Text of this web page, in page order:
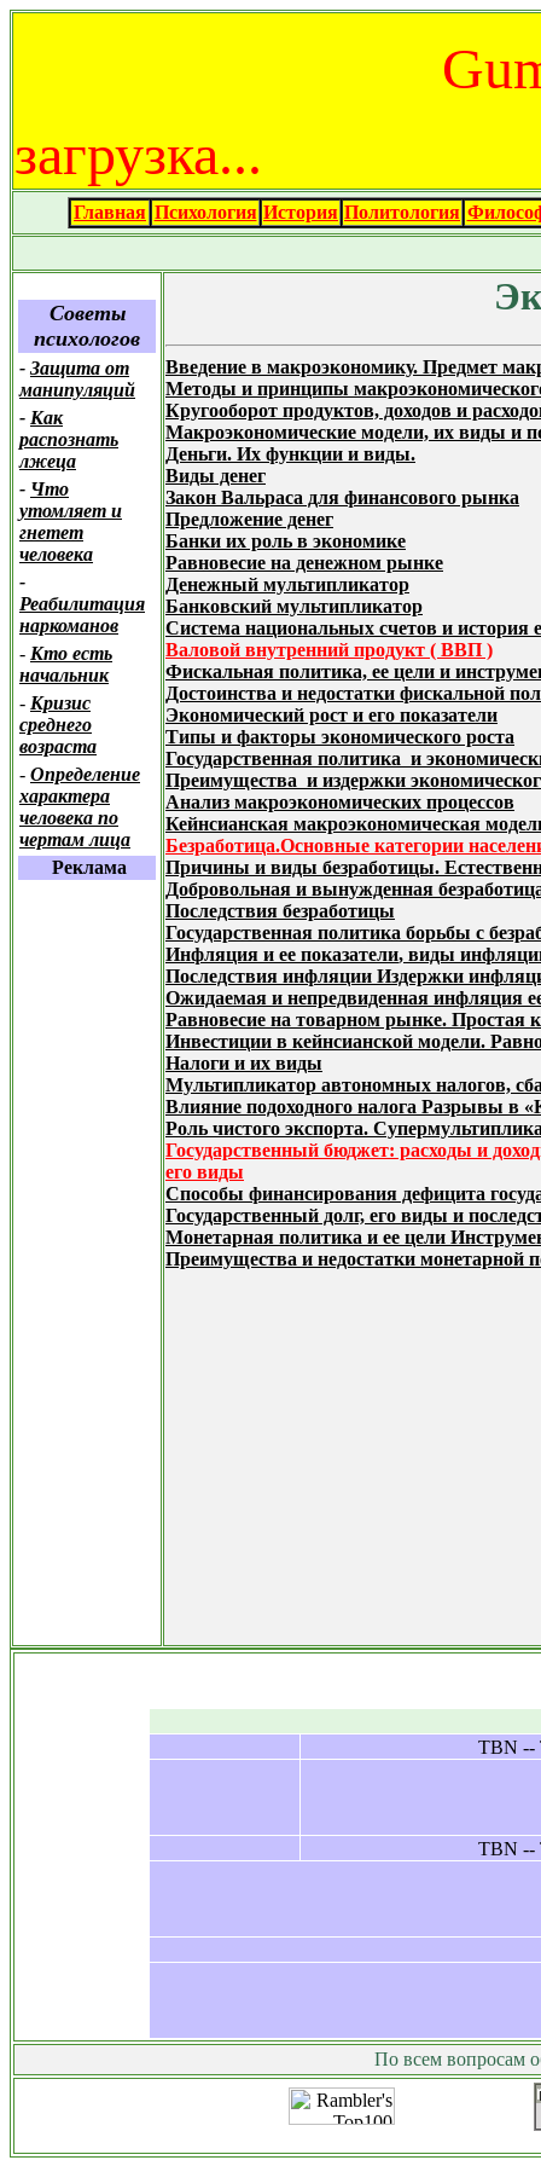
загрузка...
Главная Психология История Политология
Советы
психологов
- Защита от
манипуляций
- Как
распознать
лжеца
- Что
утомляет и
гнетет
человека
-
Реабилитация
наркоманов
- Кто есть
начальник
- Кризис
среднего
возраста
- Определение
характера
человека по
чертам лица
Реклама
Введение в макроэкономику. Предмет
Методы и принципы
Кругооборот продуктов, доходов и
Макроэкономические модели, их виды и
Деньги. Их функции и виды.
Виды денег
Закон Вальраса для финансового рынка
Предложение денег
Банки их роль в экономике
Равновесие на денежном рынке
Денежный мультипликатор
Банковский мультипликатор
Система национальных счетов и история
Валовой внутренний продукт ( ВВП )
Фискальная политика, ее цели и
Достоинства и недостатки фискальной
Экономический рост и его показатели
Типы и факторы экономического роста
Государственная политика и
Преимущества и издержки
Анализ макроэкономических процессов
Кейнсианская макроэкономическая
Безработица.Основные категории
Причины и виды безработицы.
Добровольная и вынужденная
Последствия безработицы
Государственная политика борьбы с
Инфляция и ее показатели, виды
Последствия инфляции Издержки
Ожидаемая и непредвиденная инфляция
Равновесие на товарном рынке. Простая
Инвестиции в кейнсианской модели.
Налоги и их виды
Мультипликатор автономных налогов,
Влияние подоходного налога Разрывы в
Роль чистого экспорта.
Государственный бюджет: расходы и
его виды
Способы финансирования дефицита
Государственный долг, его виды и
Монетарная политика и ее цели
Преимущества и недостатки монетарной
По всем вопросам